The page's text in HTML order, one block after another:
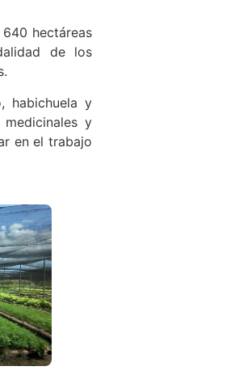
hectáreas
de los
habichuela y
y
en el trabajo